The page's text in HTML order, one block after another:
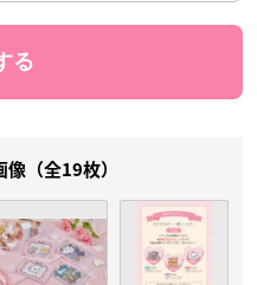
（全19枚）